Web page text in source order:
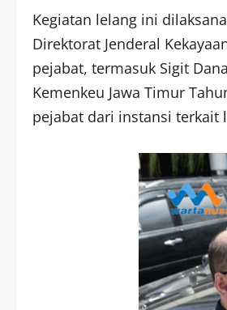
Kegiatan lelang ini
Direktorat Jenderal
pejabat, termasuk Sigit
Kemenkeu Jawa Timur
pejabat dari instansi terkait